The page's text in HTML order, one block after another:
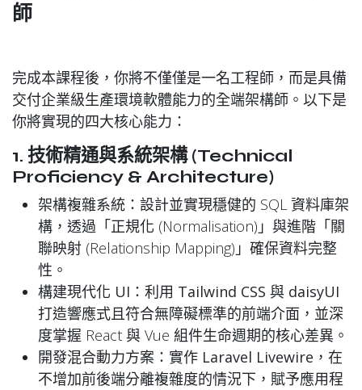
師
完成本課程後，你將不僅僅是一名工程師，而是具備
交付企業級生產環境軟體能力的全端架構師 。以下是
你將實現的四大核心能力：
1. 技術精通與系統架構 (Technical
Proficiency & Architecture)
架構複雜系統 ：設計並實現穩健的 SQL 資料庫架
構，透過「正規化 (Normalisation)」與進階「關
聯映射 (Relationship Mapping)」確保資料完整
性。
構建現代化 UI ：利用 Tailwind CSS 與 daisyUI
打造響應式且符合無障礙標準的前端介面，並深
度掌握 React 與 Vue 組件生命週期的核心差異。
開發混合動力方案 ：實作 Laravel Livewire ，在
不增加前後端分離複雜度的情況下，賦予應用程